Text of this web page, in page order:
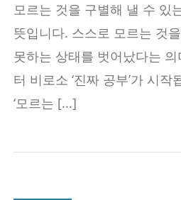
고
싶
은
학
생
을
한
모르는 것을 구별해 낼 수 있
뜻입니다. 스스로 모르는 것
못하는 상태를 벗어났다는
터 비로소 ‘진짜 공부’가 시
‘모르는 [...]